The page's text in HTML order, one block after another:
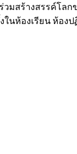
มสร้างสรรค์โลก
นห้องเรียน ห้องป